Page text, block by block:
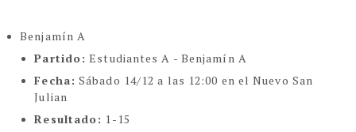
Benjamín A
Partido: Estudiantes A - Benjamín A
Fecha: Sábado 14/12 a las 12:00 en el Nuevo San
Julian
Resultado: 1-15